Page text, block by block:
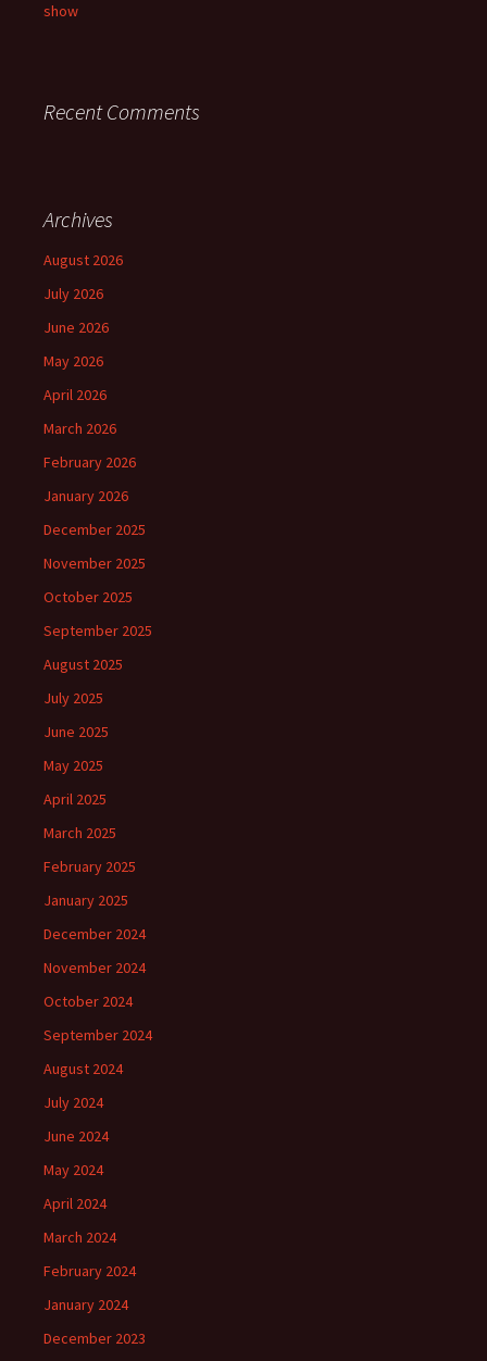
show
Recent Comments
Archives
August 2026
July 2026
June 2026
May 2026
April 2026
March 2026
February 2026
January 2026
December 2025
November 2025
October 2025
September 2025
August 2025
July 2025
June 2025
May 2025
April 2025
March 2025
February 2025
January 2025
December 2024
November 2024
October 2024
September 2024
August 2024
July 2024
June 2024
May 2024
April 2024
March 2024
February 2024
January 2024
December 2023